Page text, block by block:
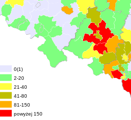
0(1)
2-20
21-40
41-80
81-150
powyżej 150